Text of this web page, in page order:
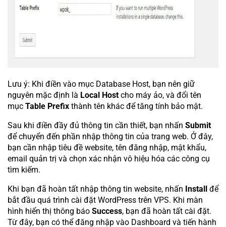
Lưu ý: Khi điền vào mục Database Host, bạn nên giữ
nguyên mặc định là Local Hostcho máy ảo, và đổi tên
mục Table Prefix thành tên khác để tăng tính bảo mật.
Sau khi điền đầy đủ thông tin cần thiết, bạn nhấn Submit
để chuyển đến phần nhập thông tin của trang web. Ở đây,
bạn cần nhập tiêu đề website, tên đăng nhập, mật khẩu,
email quản trị và chọn xác nhận vô hiệu hóa các công cụ
tìm kiếm.
Khi bạn đã hoàn tất nhập thông tin website, nhấn Install
để
bắt đầu quá trình cài đặt WordPress trên VPS. Khi màn
hình hiển thị thông báo Success, bạn đã hoàn tất cài đặt.
Từ đây, bạn có thể đăng nhập vào Dashboard và tiến hành